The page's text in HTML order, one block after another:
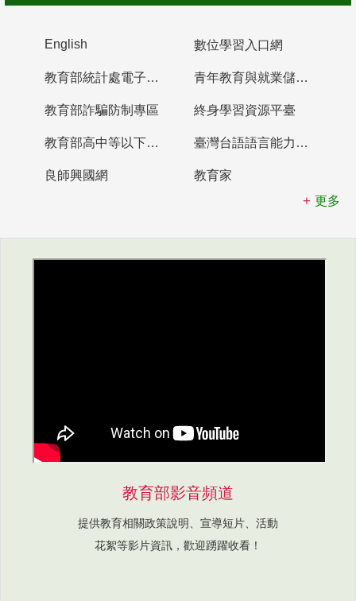
English 數位學習入口網
教育部統計處電子書櫃 青年教育與就業儲蓄帳戶
教育部詐騙防制專區 終身學習資源平臺
教育部高中等以下學校及幼兒園教師資格檢定考試 臺灣台語語言能力認證網站
良師興國網
教育家
更多
教育部影音頻道
提供教育相關政策說明、宣導短片、活動
花絮等影片資訊，歡迎踴躍收看！